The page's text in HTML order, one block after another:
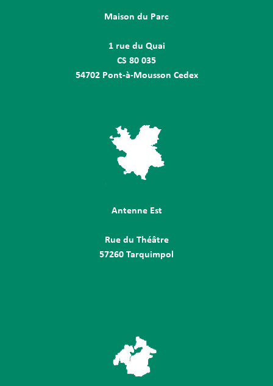
Maison du Parc
1 rue du Quai
CS 80 035
54702 Pont-à-Mousson Cedex
Antenne Est
Rue du Théâtre
57260 Tarquimpol